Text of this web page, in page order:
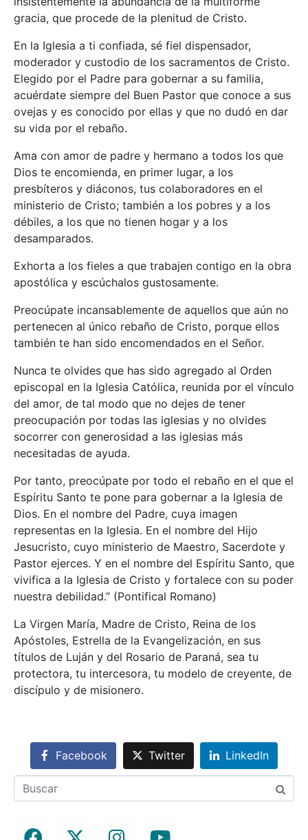
gracia, que procede de la plenitud de Cristo.
En la Iglesia a ti confiada, sé fiel dispensador,
moderador y custodio de los sacramentos de Cristo.
Elegido por el Padre para gobernar a su familia,
acuérdate siempre del Buen Pastor que conoce a sus
ovejas y es conocido por ellas y que no dudó en dar
su vida por el rebaño.
Ama con amor de padre y hermano a todos los que
Dios te encomienda, en primer lugar, a los
presbíteros y diáconos, tus colaboradores en el
ministerio de Cristo; también a los pobres y a los
débiles, a los que no tienen hogar y a los
desamparados.
Exhorta a los fieles a que trabajen contigo en la obra
apostólica y escúchalos gustosamente.
Preocúpate incansablemente de aquellos que aún no
pertenecen al único rebaño de Cristo, porque ellos
también te han sido encomendados en el Señor.
Nunca te olvides que has sido agregado al Orden
episcopal en la Iglesia Católica, reunida por el vínculo
del amor, de tal modo que no dejes de tener
preocupación por todas las iglesias y no olvides
socorrer con generosidad a las iglesias más
necesitadas de ayuda.
Por tanto, preocúpate por todo el rebaño en el que el
Espíritu Santo te pone para gobernar a la Iglesia de
Dios. En el nombre del Padre, cuya imagen
representas en la Iglesia. En el nombre del Hijo
Jesucristo, cuyo ministerio de Maestro, Sacerdote y
Pastor ejerces. Y en el nombre del Espíritu Santo, que
vivifica a la Iglesia de Cristo y fortalece con su poder
nuestra debilidad.” (Pontifical Romano)
La Virgen María, Madre de Cristo, Reina de los
Apóstoles, Estrella de la Evangelización, en sus
títulos de Luján y del Rosario de Paraná, sea tu
protectora, tu intercesora, tu modelo de creyente, de
discípulo y de misionero.
Facebook Twitter LinkedIn